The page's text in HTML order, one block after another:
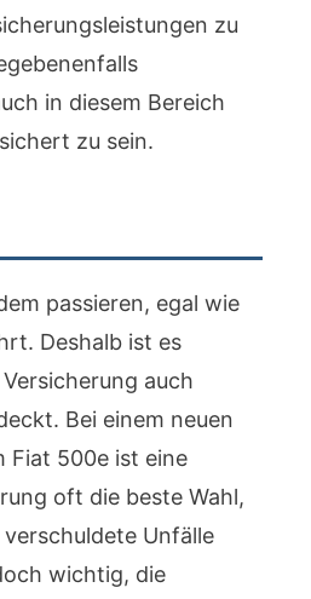
zu
in diesem Bereich
zu sein.
passieren, egal wie
Deshalb ist es
auch
Bei einem neuen
Fiat 500e ist eine
oft die beste Wahl,
Unfälle
wichtig, die